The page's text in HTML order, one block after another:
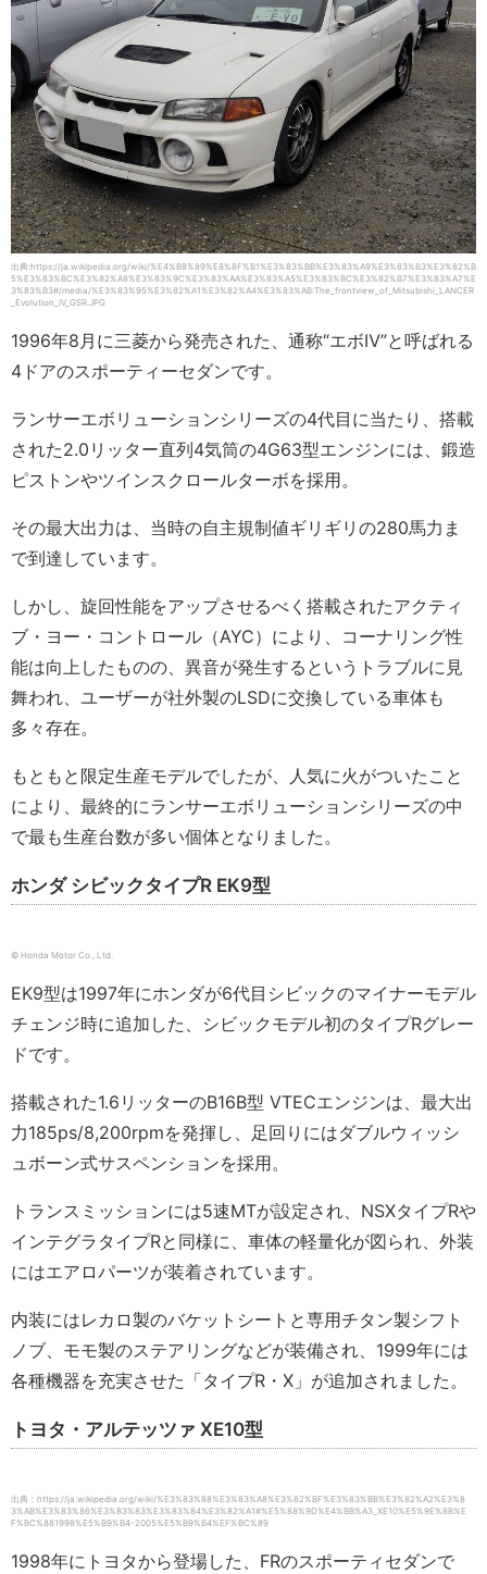
出典:https://ja.wikipedia.org/wiki/%E4%B8%89%E8%8F%B1%E3%83%BB%E3%83%A9%E3%83%B3%E3%82%B
5%E3%83%BC%E3%82%A8%E3%83%9C%E3%83%AA%E3%83%A5%E3%83%BC%E3%82%B7%E3%83%A7%E
3%83%B3#/media/%E3%83%95%E3%82%A1%E3%82%A4%E3%83%AB:The_frontview_of_Mitsubishi_LANCER
_Evolution_IV_GSR.JPG
1996年8月に三菱から発売された、通称“エボⅣ”と呼ばれる
4ドアのスポーティーセダンです。
ランサーエボリューションシリーズの4代目に当たり、搭載
された2.0リッター直列4気筒の4G63型エンジンには、鍛造
ピストンやツインスクロールターボを採用。
その最大出力は、当時の自主規制値ギリギリの280馬力ま
で到達しています。
しかし、旋回性能をアップさせるべく搭載されたアクティ
ブ・ヨー・コントロール（AYC）により、コーナリング性
能は向上したものの、異音が発生するというトラブルに見
舞われ、ユーザーが社外製のLSDに交換している車体も
多々存在。
もともと限定生産モデルでしたが、人気に火がついたこと
により、最終的にランサーエボリューションシリーズの中
で最も生産台数が多い個体となりました。
ホンダ シビックタイプR EK9型
© Honda Motor Co., Ltd.
EK9型は1997年にホンダが6代目シビックのマイナーモデル
チェンジ時に追加した、シビックモデル初のタイプRグレー
ドです。
搭載された1.6リッターのB16B型 VTECエンジンは、最大出
力185ps/8,200rpmを発揮し、足回りにはダブルウィッシ
ュボーン式サスペンションを採用。
トランスミッションには5速MTが設定され、NSXタイプRや
インテグラタイプRと同様に、車体の軽量化が図られ、外装
にはエアロパーツが装着されています。
内装にはレカロ製のバケットシートと専用チタン製シフト
ノブ、モモ製のステアリングなどが装備され、1999年には
各種機器を充実させた「タイプR・X」が追加されました。
トヨタ・アルテッツァ XE10型
出典：https://ja.wikipedia.org/wiki/%E3%83%88%E3%83%A8%E3%82%BF%E3%83%BB%E3%82%A2%E3%8
3%AB%E3%83%86%E3%83%83%E3%83%84%E3%82%A1#%E5%88%9D%E4%BB%A3_XE10%E5%9E%8B%E
F%BC%881998%E5%B9%B4-2005%E5%B9%B4%EF%BC%89
1998年にトヨタから登場した、FRのスポーティセダンで